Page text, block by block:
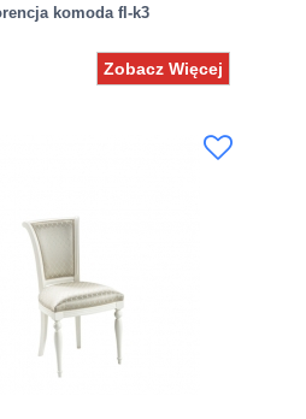
komoda fl-k3
Zobacz Więcej